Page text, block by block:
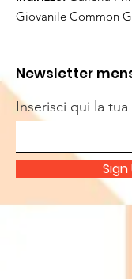
Giovanile Common
Newsletter
Inserisci qui la tua
Sign